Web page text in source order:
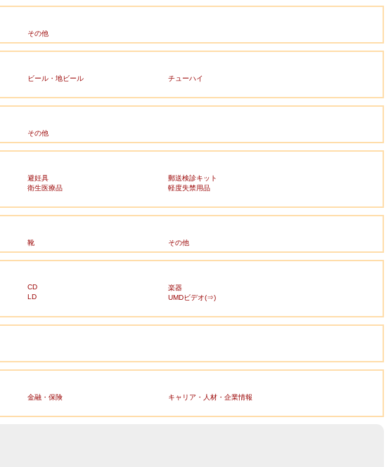
その他
ビール・地ビール
チューハイ
その他
避妊具
郵送検診キット
衛生医療品
軽度失禁用品
靴 その他
CD
楽器
LD
UMDビデオ(⇒)
金融・保険
キャリア・人材・企業情報